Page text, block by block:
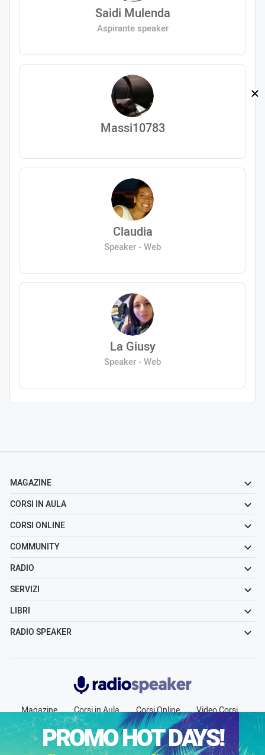
Saidi Mulenda
Aspirante speaker
Massi10783
Claudia
Speaker - Web
La Giusy
Speaker - Web
MAGAZINE
CORSI IN AULA
CORSI ONLINE
COMMUNITY
RADIO
SERVIZI
LIBRI
RADIO SPEAKER
Radiospeaker.it
Magazine Corsi in Aula Corsi Online
Video Corsi
Community
Radio Jobs Chi siamo
Contatti
Pubblicità
PROMO HOT DAYS!